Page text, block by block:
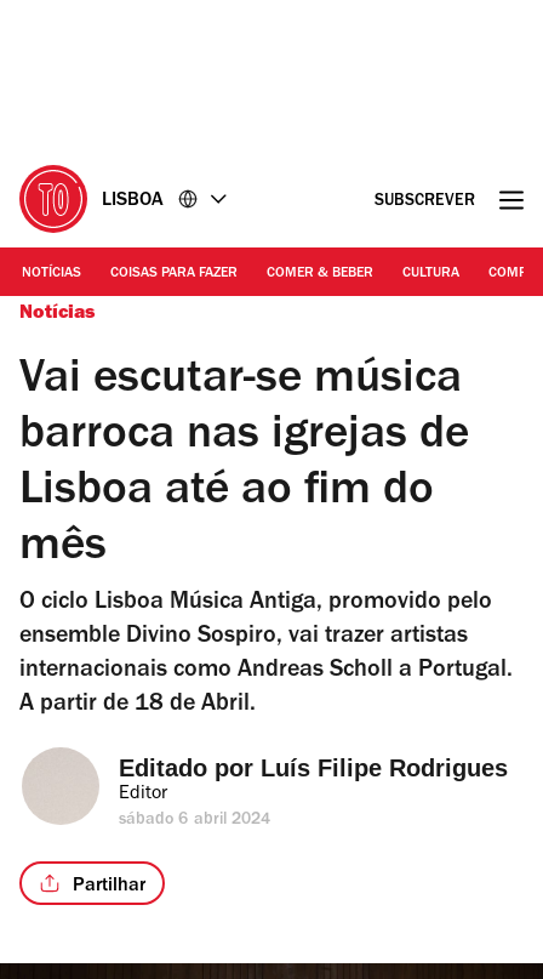
LISBOA SUBSCREVER
NOTÍCIAS COISAS PARA FAZER COMER & BEBER CULTURA
Notícias
Vai escutar-se música
barroca nas igrejas de
Lisboa até ao fim do
mês
O ciclo Lisboa Música Antiga, promovido pelo
ensemble Divino Sospiro, vai trazer artistas
internacionais como Andreas Scholl a Portugal.
A partir de 18 de Abril.
Editado por Luís Filipe Rodrigues
Editor
sábado 6 abril 2024
Partilhar